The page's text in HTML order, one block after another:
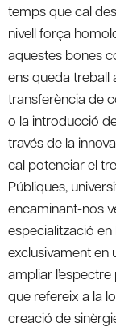
temps que cal
nivell força
aquestes bones
ens queda treball
transferència de
o la introducció
través de la
cal potenciar el
Públiques,
encaminant-nos
especialització
exclusivament en
ampliar
que refereix a la
creació de